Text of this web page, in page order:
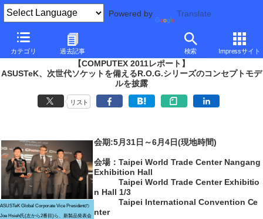
Powered by Translate
カテゴリ 過去記事 検索 Impressサイト
PC Watch イベント
2011
【COMPUTEX 2011レポート】
ASUSTeK、次世代ソケットを備えるR.O.G.シリーズのコンセプトモデ
ルを披露
リスト
ASUSTeK Global Corporate Vice Presidentの
Joe Hsieh氏(左から2番目)ら、新製品発表会
会期:5月31日～6月4日(現地時間)
会場：Taipei World Trade Center Nangang
Exhibition Hall
Taipei World Trade Center Exhibitio
n Hall 1/3
Taipei International Convention Ce
nter